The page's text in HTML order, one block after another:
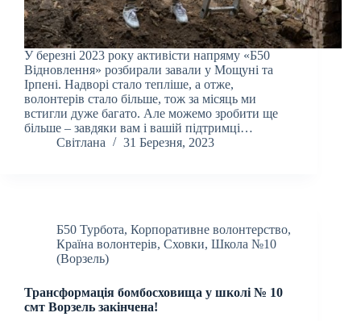
У березні 2023 року активісти напряму «Б50
Відновлення» розбирали завали у Мощуні та
Ірпені. Надворі стало тепліше, а отже,
волонтерів стало більше, тож за місяць ми
встигли дуже багато. Але можемо зробити ще
більше – завдяки вам і вашій підтримці…
Світлана
31 Березня, 2023
Б50 Турбота, Корпоративне волонтерство,
Країна волонтерів, Сховки, Школа №10
(Ворзель)
Трансформація бомбосховища у школі № 10
смт Ворзель закінчена!